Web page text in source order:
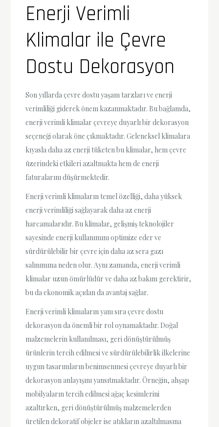
Enerji Verimli
Klimalar ile Çevre
Dostu Dekorasyon
Son yıllarda çevre dostu yaşam tarzları ve enerji
verimliliği giderek önem kazanmaktadır. Bu bağlamda,
enerji verimli klimalar çevreye duyarlı bir dekorasyon
seçeneği olarak öne çıkmaktadır. Geleneksel klimalara
kıyasla daha az enerji tüketen bu klimalar, hem çevre
üzerindeki etkileri azaltmakta hem de enerji
faturalarını düşürmektedir.
Enerji verimli klimaların temel özelliği, daha yüksek
enerji verimliliği sağlayarak daha az enerji
harcamalarıdır. Bu klimalar, gelişmiş teknolojiler
sayesinde enerji kullanımını optimize eder ve
sürdürülebilir bir çevre için daha az sera gazı
salınımına neden olur. Aynı zamanda, enerji verimli
klimalar uzun ömürlüdür ve daha az bakım gerektirir,
bu da ekonomik açıdan da avantaj sağlar.
Enerji verimli klimaların yanı sıra çevre dostu
dekorasyon da önemli bir rol oynamaktadır. Doğal
malzemelerin kullanılması, geri dönüştürülmüş
ürünlerin tercih edilmesi ve sürdürülebilirlik ilkelerine
uygun tasarımların benimsenmesi çevreye duyarlı bir
dekorasyon anlayışını yansıtmaktadır. Örneğin, ahşap
mobilyaların tercih edilmesi ağaç kesimlerini
azaltırken, geri dönüştürülmüş malzemelerden
üretilen dekoratif objeler ise atıkların azaltılmasına